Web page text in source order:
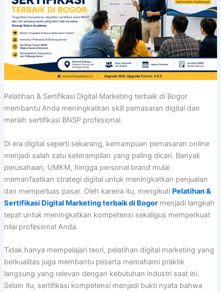
Pelatihan & Sertifikasi Digital Marketing terbaik di Bogor
membantu Anda meningkatkan skill pemasaran digital dan
meraih sertifikasi BNSP profesional.
Di era digital seperti sekarang, kemampuan pemasaran online
menjadi salah satu keterampilan yang paling dicari. Banyak
perusahaan, UMKM, hingga personal brand mulai
memanfaatkan strategi digital untuk meningkatkan penjualan
dan memperluas pasar. Oleh karena itu, mengikuti Pelatihan &
Sertifikasi Digital Marketing terbaik di Bogormenjadi langkah
tepat untuk meningkatkan kompetensi sekaligus memperkuat
nilai profesional Anda.
Tidak hanya mempelajari teori, pelatihan digital marketing yang
berkualitas juga membantu peserta memahami praktik
langsung yang relevan dengan kebutuhan industri saat ini.
Selain itu, sertifikasi kompetensi menjadi bukti nyata bahwa